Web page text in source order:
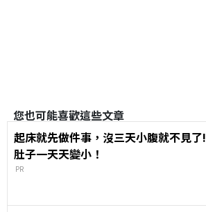
您也可能喜歡這些文章
起床就先做件事，沒三天小腹就不見了!
肚子一天天變小！
PR